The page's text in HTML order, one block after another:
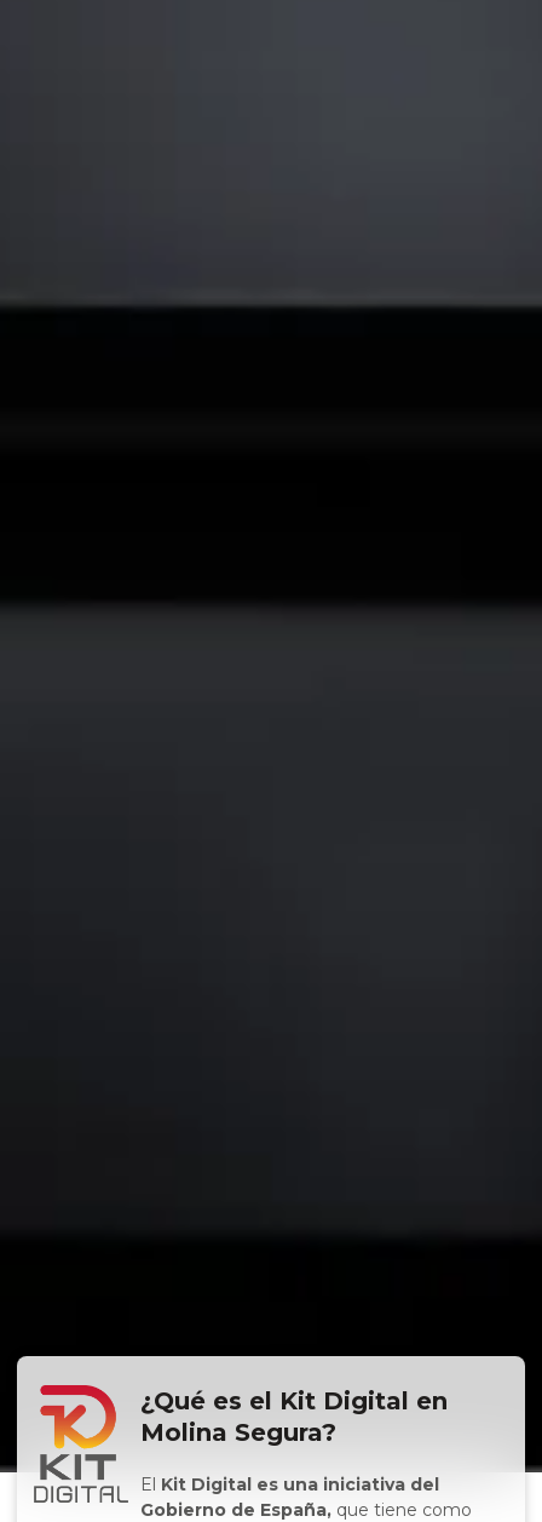
¿Qué es el Kit Digital en
Molina Segura?
El Kit Digital es una iniciativa del
Gobierno de España, que tiene como